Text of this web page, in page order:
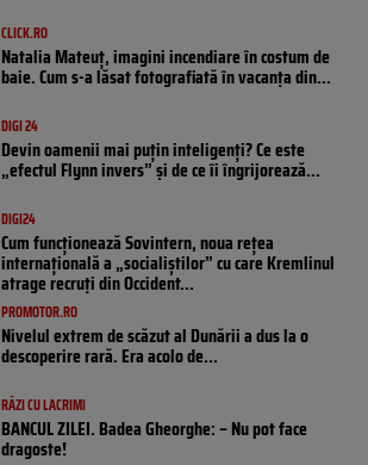
CLICK.RO
Natalia Mateuț, imagini incendiare în costum de
baie. Cum s-a lăsat fotografiată în vacanța din...
DIGI 24
Devin oamenii mai puțin inteligenți? Ce este
„efectul Flynn invers” și de ce îi îngrijorează...
DIGI24
Cum funcționează Sovintern, noua rețea
internațională a „socialiștilor” cu care Kremlinul
atrage recruți din Occident...
PROMOTOR.RO
Nivelul extrem de scăzut al Dunării a dus la o
descoperire rară. Era acolo de...
RÂZI CU LACRIMI
BANCUL ZILEI. Badea Gheorghe: – Nu pot face
dragoste!